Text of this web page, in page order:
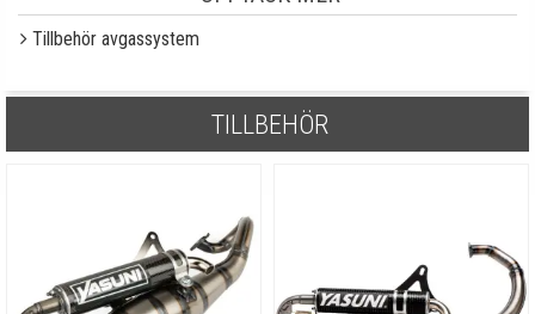
Tillbehör avgassystem
TILLBEHÖR